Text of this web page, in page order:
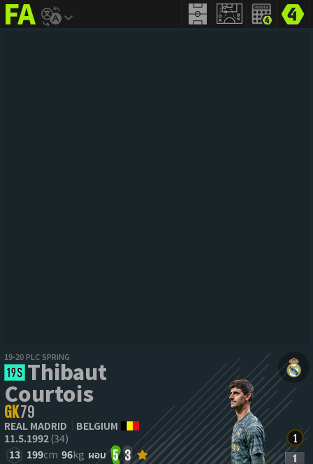
addict
19-20 PLC SPRING
Thibaut
Courtois
GK79
REAL MADRID
BELGIUM
11.5.1992(34)
13 199cm 96kg ผอม 5 3